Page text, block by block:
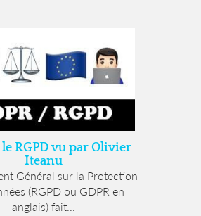
RGPD vu par Olivier
Iteanu
Général sur la Protection
(RGPD ou GDPR en
anglais) fait...